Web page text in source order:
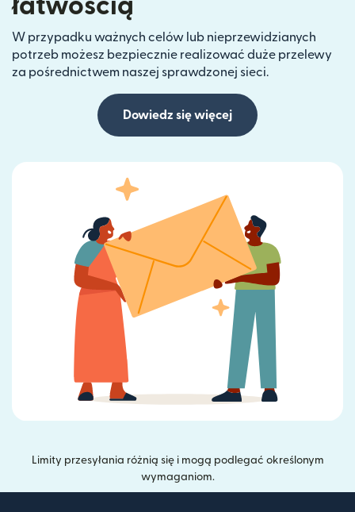
łatwością
W przypadku ważnych celów lub nieprzewidzianych
potrzeb możesz bezpiecznie realizować duże przelewy
za pośrednictwem naszej sprawdzonej sieci.
Dowiedz się więcej
Limity przesyłania różnią się i mogą podlegać określonym
wymaganiom.